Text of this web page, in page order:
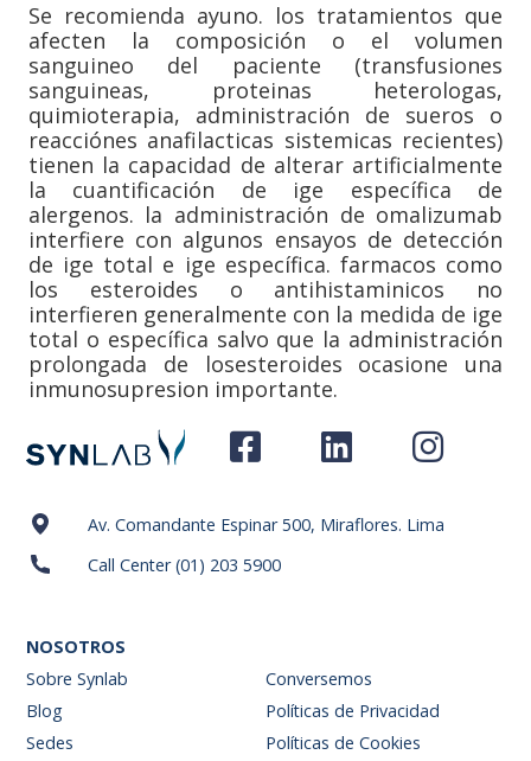
Se recomienda ayuno. los tratamientos que
afecten la composición o el volumen
sanguineo del paciente (transfusiones
sanguineas, proteinas heterologas,
quimioterapia, administración de sueros o
reacciónes anafilacticas sistemicas recientes)
tienen la capacidad de alterar artificialmente
la cuantificación de ige específica de
alergenos. la administración de omalizumab
interfiere con algunos ensayos de detección
de ige total e ige específica. farmacos como
los esteroides o antihistaminicos no
interfieren generalmente con la medida de ige
total o específica salvo que la administración
prolongada de losesteroides ocasione una
inmunosupresion importante.
Av. Comandante Espinar 500, Miraflores. Lima
Call Center (01) 203 5900
NOSOTROS
Sobre Synlab
Blog
Sedes
Conversemos
Políticas de Privacidad
Políticas de Cookies